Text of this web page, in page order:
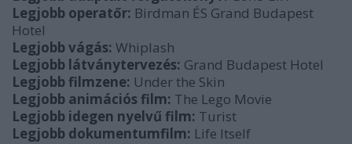
Legjobb operatőr: Birdman ÉS Grand Budapest
Hotel
Legjobb vágás: Whiplash
Legjobb látványtervezés: Grand Budapest Hotel
Legjobb filmzene: Under the Skin
Legjobb animációs film: The Lego Movie
Legjobb idegen nyelvű film: Turist
Legjobb dokumentumfilm: Life Itself